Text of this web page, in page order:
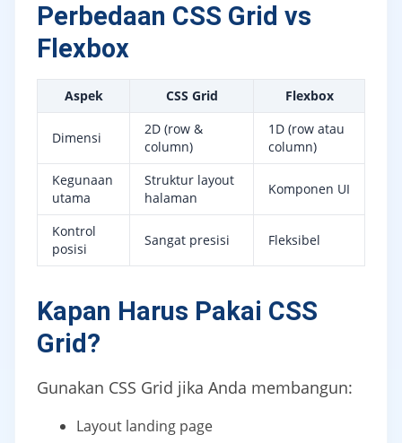
Perbedaan CSS Grid vs
Flexbox
Aspek CSS Grid Flexbox
Dimensi
2D (row &
column)
1D (row atau
column)
Kegunaan
utama
Struktur layout
halaman
Komponen UI
Kontrol
posisi
Sangat presisi Fleksibel
Kapan Harus Pakai CSS
Grid?
Gunakan CSS Grid jika Anda membangun:
Layout landing page